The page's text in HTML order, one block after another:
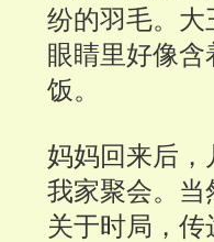
纷的羽毛。大
眼睛里好像
饭。
妈妈回来后
我家聚会。当
关于时局，